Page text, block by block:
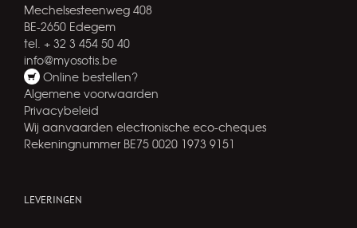
Mechelsesteenweg 408
BE-2650 Edegem
tel. + 32 3 454 50 40
info@myosotis.be
Online bestellen?
Algemene voorwaarden
Privacybeleid
Wij aanvaarden electronische eco-cheques
Rekeningnummer BE75 0020 1973 9151
LEVERINGEN